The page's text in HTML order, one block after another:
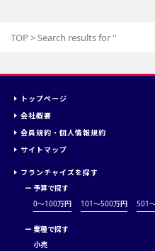
TOP >Search results for ''
トップページ
会社概要
会員規約・個人情報規約
サイトマップ
フランチャイズを探す
ー 予算で探す
0～100万円
101～500万円 501
ー 業種で探す
小売